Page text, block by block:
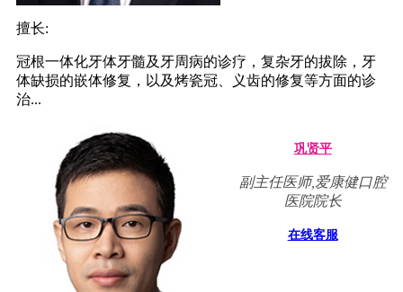
擅长:
冠根一体化牙体牙髓及牙周病的诊疗，复杂牙的拔除，牙
体缺损的嵌体修复，以及烤瓷冠、义齿的修复等方面的诊
治...
巩贤平
副主任医师,爱康健口腔
医院院长
在线客服